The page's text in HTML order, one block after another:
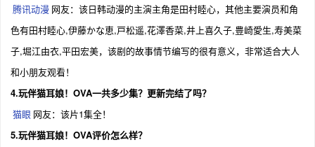
腾讯动漫 网友：该日韩动漫的主演主角是田村睦心，其他主要演员和角
色有田村睦心,伊藤かな恵,戸松遥,花澤香菜,井上喜久子,豊崎愛生,寿美菜
子,堀江由衣,平田宏美，该剧的故事情节编写的很有意义，非常适合大人
和小朋友观看！
4.玩伴猫耳娘！OVA一共多少集？更新完结了吗？
猫眼 网友：该片1集全！
5.玩伴猫耳娘！OVA评价怎么样？